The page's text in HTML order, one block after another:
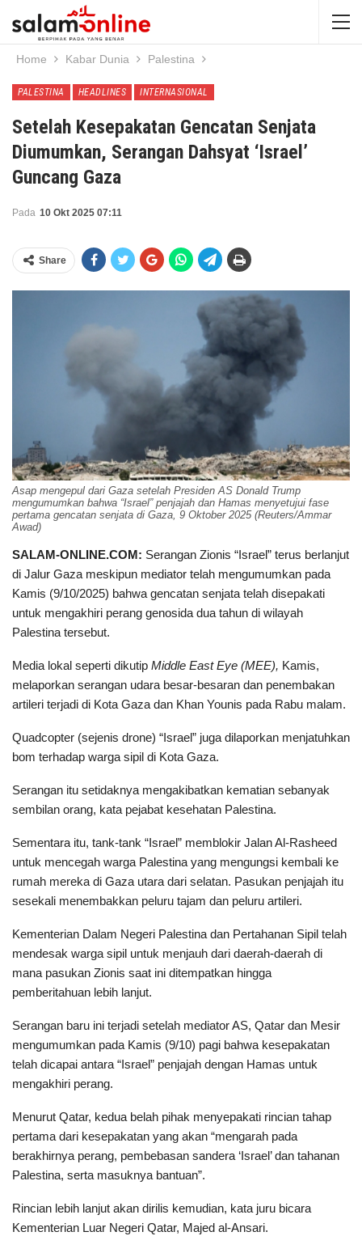
Home Kabar Dunia Palestina
PALESTINA HEADLINES INTERNASIONAL
Setelah Kesepakatan Gencatan Senjata
Diumumkan, Serangan Dahsyat ‘Israel’
Guncang Gaza
Pada 10 Okt 2025 07:11
Share
Asap mengepul dari Gaza setelah Presiden AS Donald Trump
mengumumkan bahwa “Israel” penjajah dan Hamas menyetujui fase
pertama gencatan senjata di Gaza, 9 Oktober 2025 (Reuters/Ammar
Awad)
SALAM-ONLINE.COM: Serangan Zionis “Israel” terus berlanjut
di Jalur Gaza meskipun mediator telah mengumumkan pada
Kamis (9/10/2025) bahwa gencatan senjata telah disepakati
untuk mengakhiri perang genosida dua tahun di wilayah
Palestina tersebut.
Media lokal seperti dikutip Middle East Eye (MEE), Kamis,
melaporkan serangan udara besar-besaran dan penembakan
artileri terjadi di Kota Gaza dan Khan Younis pada Rabu malam.
Quadcopter (sejenis drone) “Israel” juga dilaporkan menjatuhkan
bom terhadap warga sipil di Kota Gaza.
Serangan itu setidaknya mengakibatkan kematian sebanyak
sembilan orang, kata pejabat kesehatan Palestina.
Sementara itu, tank-tank “Israel” memblokir Jalan Al-Rasheed
untuk mencegah warga Palestina yang mengungsi kembali ke
rumah mereka di Gaza utara dari selatan. Pasukan penjajah itu
sesekali menembakkan peluru tajam dan peluru artileri.
Kementerian Dalam Negeri Palestina dan Pertahanan Sipil telah
mendesak warga sipil untuk menjauh dari daerah-daerah di
mana pasukan Zionis saat ini ditempatkan hingga
pemberitahuan lebih lanjut.
Serangan baru ini terjadi setelah mediator AS, Qatar dan Mesir
mengumumkan pada Kamis (9/10) pagi bahwa kesepakatan
telah dicapai antara “Israel” penjajah dengan Hamas untuk
mengakhiri perang.
Menurut Qatar, kedua belah pihak menyepakati rincian tahap
pertama dari kesepakatan yang akan “mengarah pada
berakhirnya perang, pembebasan sandera ‘Israel’ dan tahanan
Palestina, serta masuknya bantuan”.
Rincian lebih lanjut akan dirilis kemudian, kata juru bicara
Kementerian Luar Negeri Qatar, Majed al-Ansari.